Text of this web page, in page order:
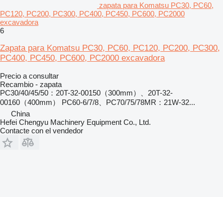
zapata para Komatsu PC30, PC60,
PC120, PC200, PC300, PC400, PC450, PC600, PC2000
excavadora
6
Zapata para Komatsu PC30, PC60, PC120, PC200, PC300,
PC400, PC450, PC600, PC2000 excavadora
Precio a consultar
Recambio - zapata
PC30/40/45/50：20T-32-00150（300mm）、20T-32-
00160（400mm） PC60-6/7/8、PC70/75/78MR：21W-32...
China
Hefei Chengyu Machinery Equipment Co., Ltd.
Contacte con el vendedor